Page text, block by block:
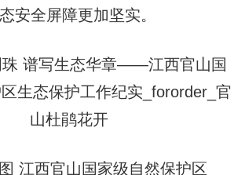
安全屏障更加坚实。
江西官山国家级自然保护区